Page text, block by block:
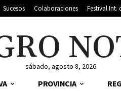
Sucesos Colaboraciones Festival Int.
sábado, agosto 8, 2026
PROVINCIA